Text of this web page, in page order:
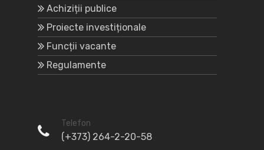
Achiziții publice
Proiecte investiționale
Funcții vacante
Regulamente
Telefon
(+373) 264-2-20-58